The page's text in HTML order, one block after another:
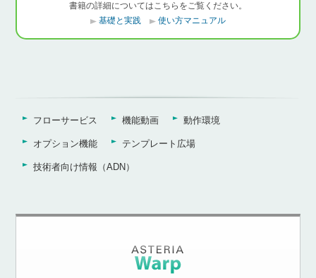
書籍の詳細についてはこちらをご覧ください。
基礎と実践
使い方マニュアル
フローサービス 機能動画 動作環境
オプション機能 テンプレート広場
技術者向け情報（ADN）